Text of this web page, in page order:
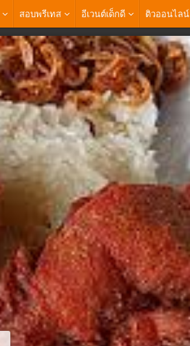
สอบพรีเทส อีเวนต์เด็กดี ติวออนไลน์